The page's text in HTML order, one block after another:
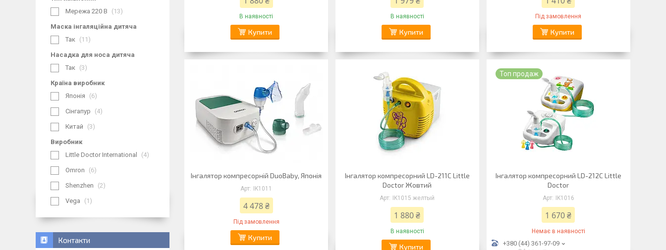
В наявності
Купити
В наявності
Купити
Під замовлення
Купити
Інгалятор компресорній DuoBaby, Японія
IK1011
4 478 ₴
Під замовлення
Купити
Інгалятор компресорний LD-211С Little
Doctor Жовтий
IK1015 желтый
1 880 ₴
В наявності
Купити
Топ продаж
Інгалятор компресорний LD-212С Little
Doctor
IK1016
1 670 ₴
Немає в наявності
+380 (44) 361-97-09
Мережа 220 В
13
Маска інгаляційна дитяча
Так
11
Насадка для носа дитяча
Так
3
Країна виробник
Японія
6
Сінгапур 4
Китай 3
Виробник
Little Doctor International
4
Omron 6
Shenzhen 2
Vega 1
Контакти